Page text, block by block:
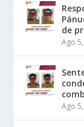
de
Ago
Ago